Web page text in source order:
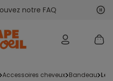
notre FAQ
accessoires cheveux bandeau